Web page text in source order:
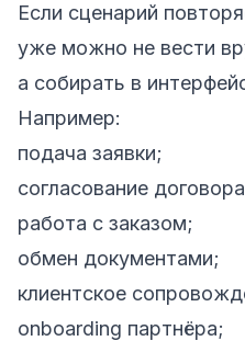
Если сценарий
уже можно не вести
а собирать в
Например:
подача заявки;
согласование
работа с заказом;
обмен документами;
клиентское
onboarding партнёра;